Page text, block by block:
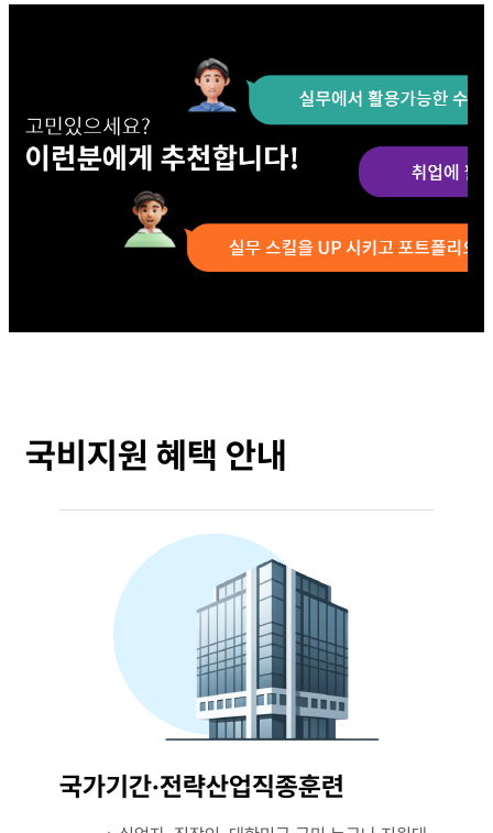
국비지원 혜택 안내
국가기간·전략산업직종훈련